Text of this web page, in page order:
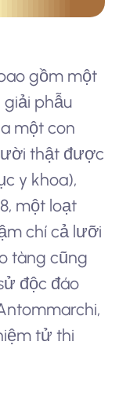
gồm một
giải phẫu
một con
thật được
y khoa),
một loạt
chí cả lưỡi
tàng cũng
độc đáo
tử thi